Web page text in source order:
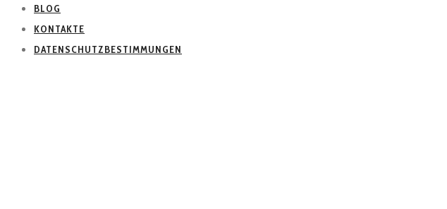
BLOG
KONTAKTE
DATENSCHUTZBESTIMMUNGEN